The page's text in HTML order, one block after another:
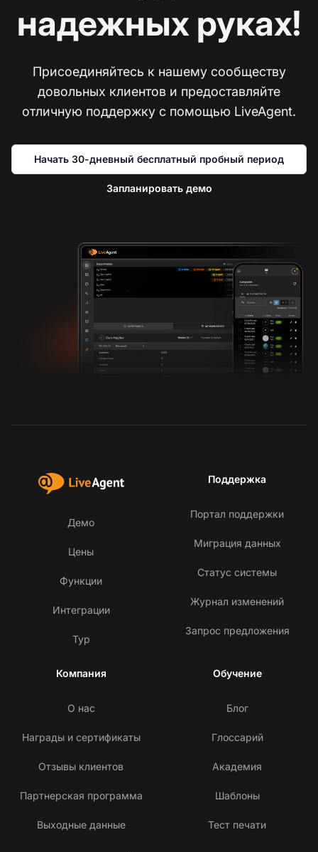
надежных руках!
Присоединяйтесь к нашему сообществу
довольных клиентов и предоставляйте
отличную поддержку с помощью LiveAgent.
Начать 30-дневный бесплатный пробный период
Запланировать демо
Демо
Цены
Функции
Интеграции
Тур
Поддержка
Портал поддержки
Миграция данных
Статус системы
Журнал изменений
Запрос предложения
Компания
О нас
Награды и сертификаты
Отзывы клиентов
Партнерская программа
Выходные данные
Обучение
Блог
Глоссарий
Академия
Шаблоны
Тест печати